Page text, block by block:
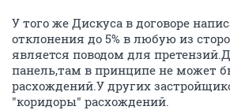
У того же Дискуса в договоре
отклонения до 5% в любую из
является поводом для
панель,там в принципе не может
расхождений.У других
"коридоры" расхождений.